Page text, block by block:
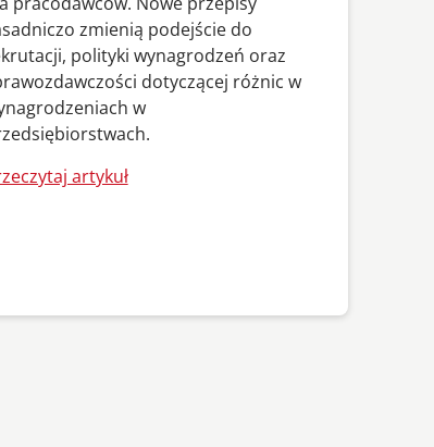
zmienią podejście do
polityki wynagrodzeń oraz
dotyczącej różnic w
w
artykuł